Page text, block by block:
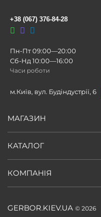
GERBOR.KIEV.UA © 2026
МАГАЗИН
КАТАЛОГ
КОМПАНІЯ
+38 (067) 376-84-28
Пн-Пт 09:00—20:00
Сб-Нд 10:00—16:00
Часи роботи
м.Київ, вул. Будіндустрії, 6